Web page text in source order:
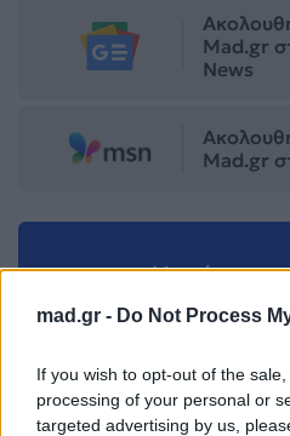
mad.gr - Do Not Process
If you wish to opt-out of the
processing of your personal or
targeted advertising by us,
Mad.gr
News
Mad.gr
Μοιράσου